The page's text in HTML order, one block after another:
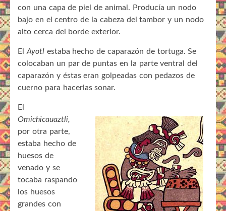
con una capa de piel de animal. Producía un nodo
bajo en el centro de la cabeza del tambor y un nodo
alto cerca del borde exterior.
El Ayotlestaba hecho de caparazón de tortuga. Se
colocaban un par de puntas en la parte ventral del
caparazón y éstas eran golpeadas con pedazos de
cuerno para hacerlas sonar.
El
Omichicauaztli,
por otra parte,
estaba hecho de
huesos de
venado y se
tocaba raspando
los huesos
grandes con